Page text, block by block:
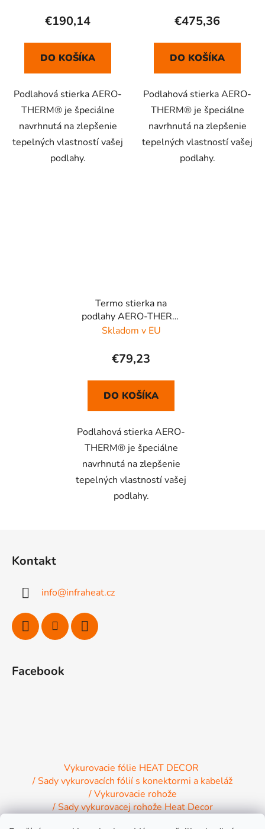
€190,14
DO KOŠÍKA
Podlahová stierka AERO-
THERM® je špeciálne
navrhnutá na zlepšenie
tepelných vlastností vašej
podlahy.
€475,36
DO KOŠÍKA
Podlahová stierka AERO-
THERM® je špeciálne
navrhnutá na zlepšenie
tepelných vlastností vašej
podlahy.
Termo stierka na
podlahy AERO-THERM
FLOOR 5L
Skladom v EU
€79,23
DO KOŠÍKA
Podlahová stierka AERO-
THERM® je špeciálne
navrhnutá na zlepšenie
tepelných vlastností vašej
podlahy.
Kontakt
info@infraheat.cz
Facebook
Vykurovacie fólie HEAT DECOR
/ Sady vykurovacích fólií s konektormi a kabeláž
/ Vykurovacie rohože
/ Sady vykurovacej rohože Heat Decor